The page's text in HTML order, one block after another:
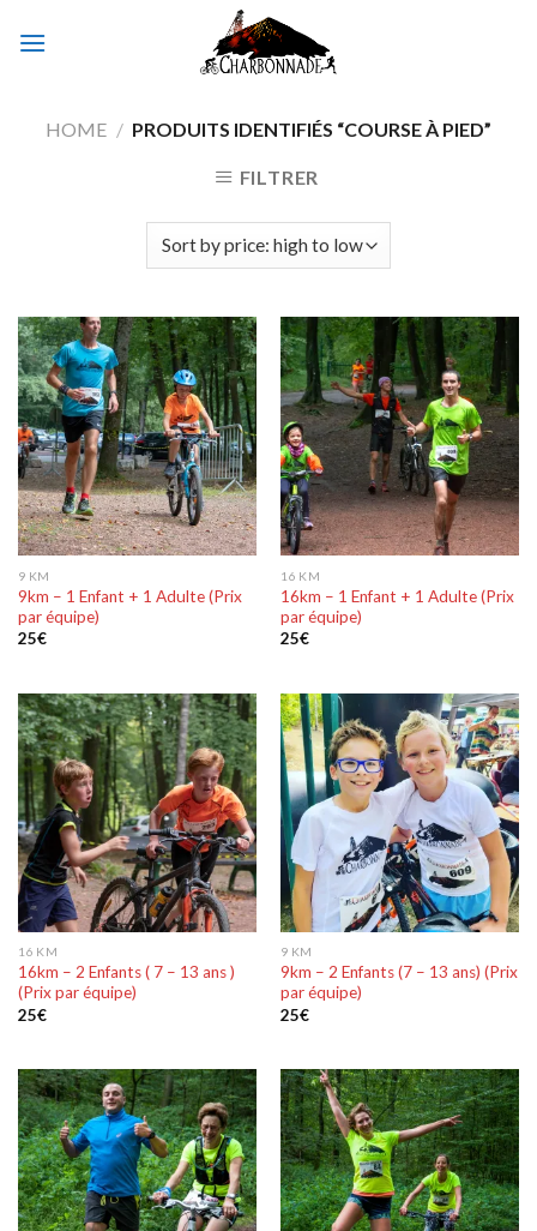
HOME / PRODUITS IDENTIFIÉS “COURSE À PIED”
FILTRER
9 KM
9km – 1 Enfant + 1 Adulte (Prix
par équipe)
25€
16 KM
16km – 1 Enfant + 1 Adulte (Prix
par équipe)
25€
16 KM
16km – 2 Enfants ( 7 – 13 ans )
(Prix par équipe)
25€
9 KM
9km – 2 Enfants (7 – 13 ans) (Prix
par équipe)
25€